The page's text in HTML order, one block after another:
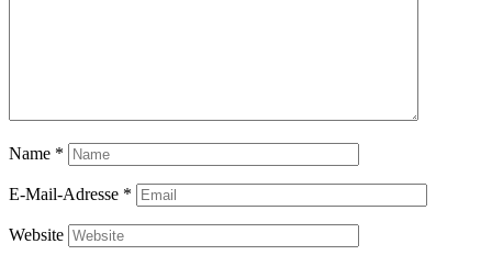
Name *
E-Mail-Adresse *
Website